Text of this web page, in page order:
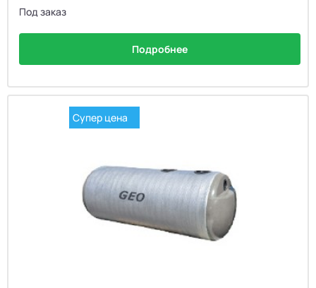
Под заказ
Подробнее
Супер цена